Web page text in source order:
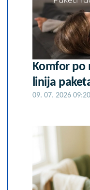
Komfor po
linija
09. 07. 2026 09:20